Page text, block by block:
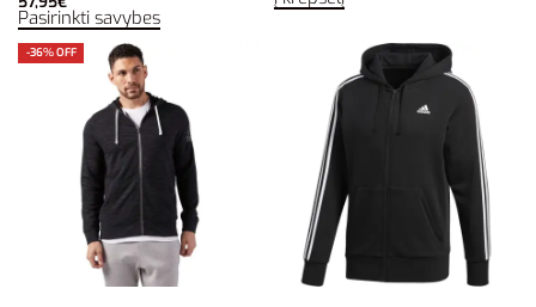
Pasirinkti savybes
-36% OFF